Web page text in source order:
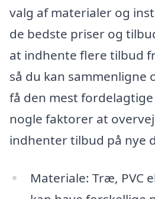
valg af materialer og
de bedste priser og
at indhente flere tilbud
så du kan sammenligne
få den mest
nogle faktorer at
indhenter tilbud på nye
Materiale: Træ, PVC